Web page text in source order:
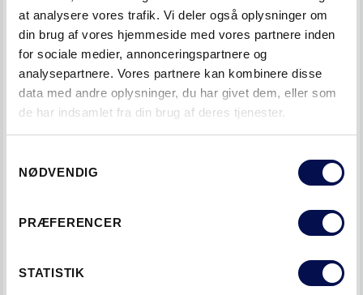
at analysere vores trafik. Vi deler også oplysninger om
din brug af vores hjemmeside med vores partnere inden
for sociale medier, annonceringspartnere og
analysepartnere. Vores partnere kan kombinere disse
data med andre oplysninger, du har givet dem, eller som
de har indsamlet fra din brug af deres tjenester.
NØDVENDIG
PRÆFERENCER
STATISTIK
YDERDØRE I EG
I vores storeyderdørs-sortiment
finder du flere smukke
ovenlys
i egetræ for et komplet indgangsområde. For